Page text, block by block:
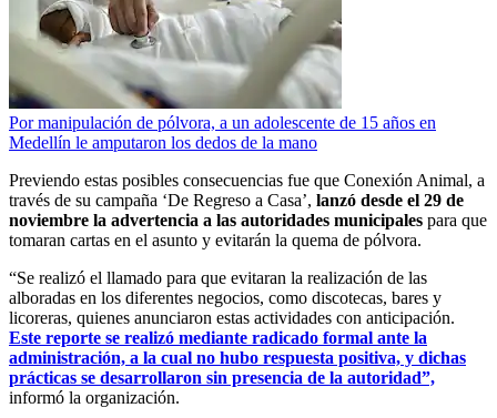
Por manipulación de pólvora, a un adolescente de 15 años en
Medellín le amputaron los dedos de la mano
Previendo estas posibles consecuencias fue que Conexión Animal, a
través de su campaña ‘De Regreso a Casa’, lanzó desde el 29 de
noviembre la advertencia a las autoridades municipales para que
tomaran cartas en el asunto y evitarán la quema de pólvora.
“Se realizó el llamado para que evitaran la realización de las
alboradas en los diferentes negocios, como discotecas, bares y
licoreras, quienes anunciaron estas actividades con anticipación.
Este reporte se realizó mediante radicado formal ante la
administración, a la cual no hubo respuesta positiva, y dichas
prácticas se desarrollaron sin presencia de la autoridad”,
informó la organización.